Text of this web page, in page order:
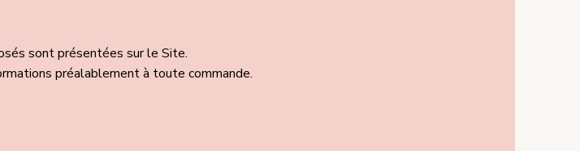
sont présentées sur le Site.
préalablement à toute commande.